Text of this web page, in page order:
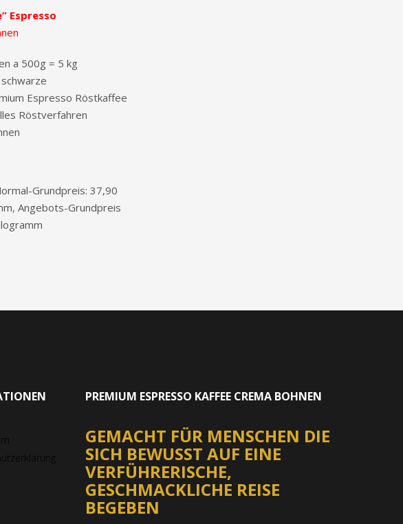
Espresso
a 500g = 5 kg
Espresso Röstkaffee
Röstverfahren
Grundpreis: 37,90
Angebots-Grundpreis
PREMIUM ESPRESSO KAFFEE CREMA BOHNEN
GEMACHT FÜR MENSCHEN DIE
SICH BEWUSST AUF EINE
VERFÜHRERISCHE,
GESCHMACKLICHE REISE
BEGEBEN